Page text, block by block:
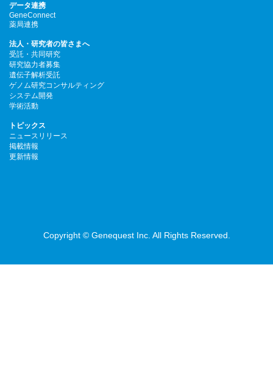
データ連携
GeneConnect
薬局連携
法人・研究者の皆さまへ
受託・共同研究
研究協力者募集
遺伝子解析受託
ゲノム研究コンサルティング
システム開発
学術活動
トピックス
ニュースリリース
掲載情報
更新情報
Copyright © Genequest Inc. All Rights Reserved.